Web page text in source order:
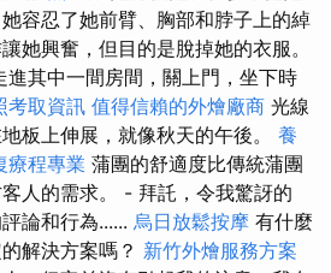
容忍了她前臂、胸部和脖子上的綽
她興奮，但目的是脫掉她的衣服。
進其中一間房間，關上門，坐下時
考取資訊 值得信賴的外燴廠商 光線
板上伸展，就像秋天的午後。 養
療程專業 蒲團的舒適度比傳統蒲團
人的需求。 - 拜託，令我驚訝的
論和行為...... 烏日放鬆按摩 有什麼
解決方案嗎？ 新竹外燴服務方案